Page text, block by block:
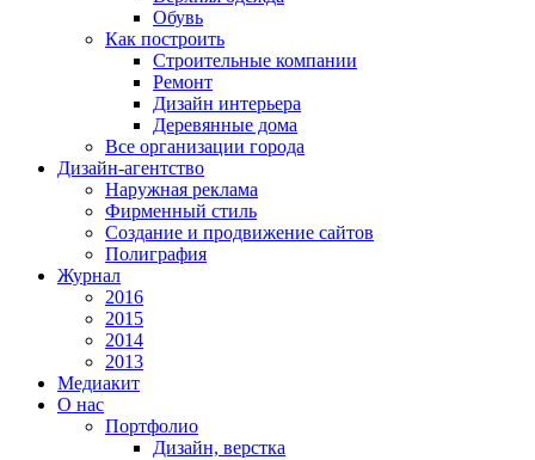
Обувь
Как построить
Строительные компании
Ремонт
Дизайн интерьера
Деревянные дома
Все организации города
Дизайн-агентство
Наружная реклама
Фирменный стиль
Создание и продвижение сайтов
Полиграфия
Журнал
2016
2015
2014
2013
Медиакит
О нас
Портфолио
Дизайн, верстка